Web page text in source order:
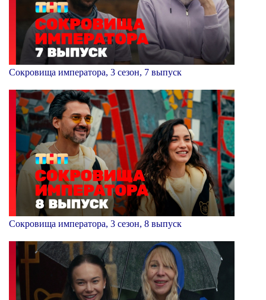
Сокровища императора, 3 сезон, 7 выпуск
Сокровища императора, 3 сезон, 8 выпуск